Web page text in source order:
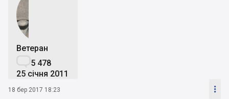
Ветеран
5 478
25 січня 2011
18 бер 2017 18:23 